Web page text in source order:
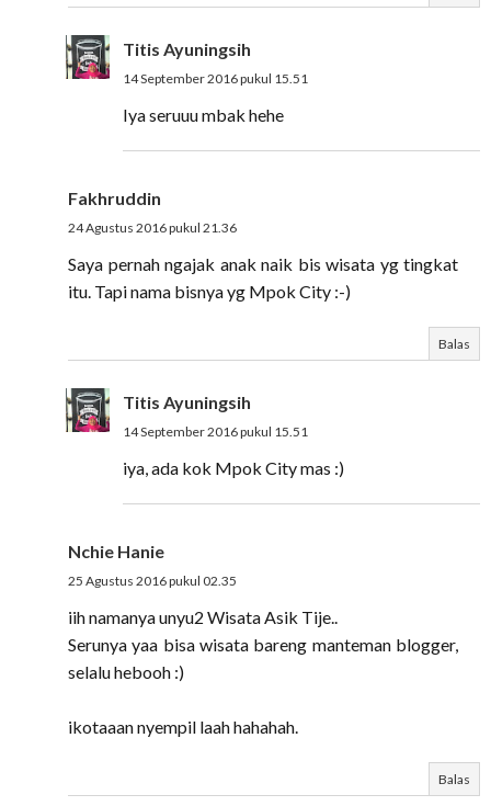
Titis Ayuningsih
14 September 2016 pukul 15.51
Iya seruuu mbak hehe
Fakhruddin
24 Agustus 2016 pukul 21.36
Saya pernah ngajak anak naik bis wisata yg tingkat
itu. Tapi nama bisnya yg Mpok City :-)
Balas
Titis Ayuningsih
14 September 2016 pukul 15.51
iya, ada kok Mpok City mas :)
Nchie Hanie
25 Agustus 2016 pukul 02.35
iih namanya unyu2 Wisata Asik Tije..
Serunya yaa bisa wisata bareng manteman blogger,
selalu hebooh :)
ikotaaan nyempil laah hahahah.
Balas